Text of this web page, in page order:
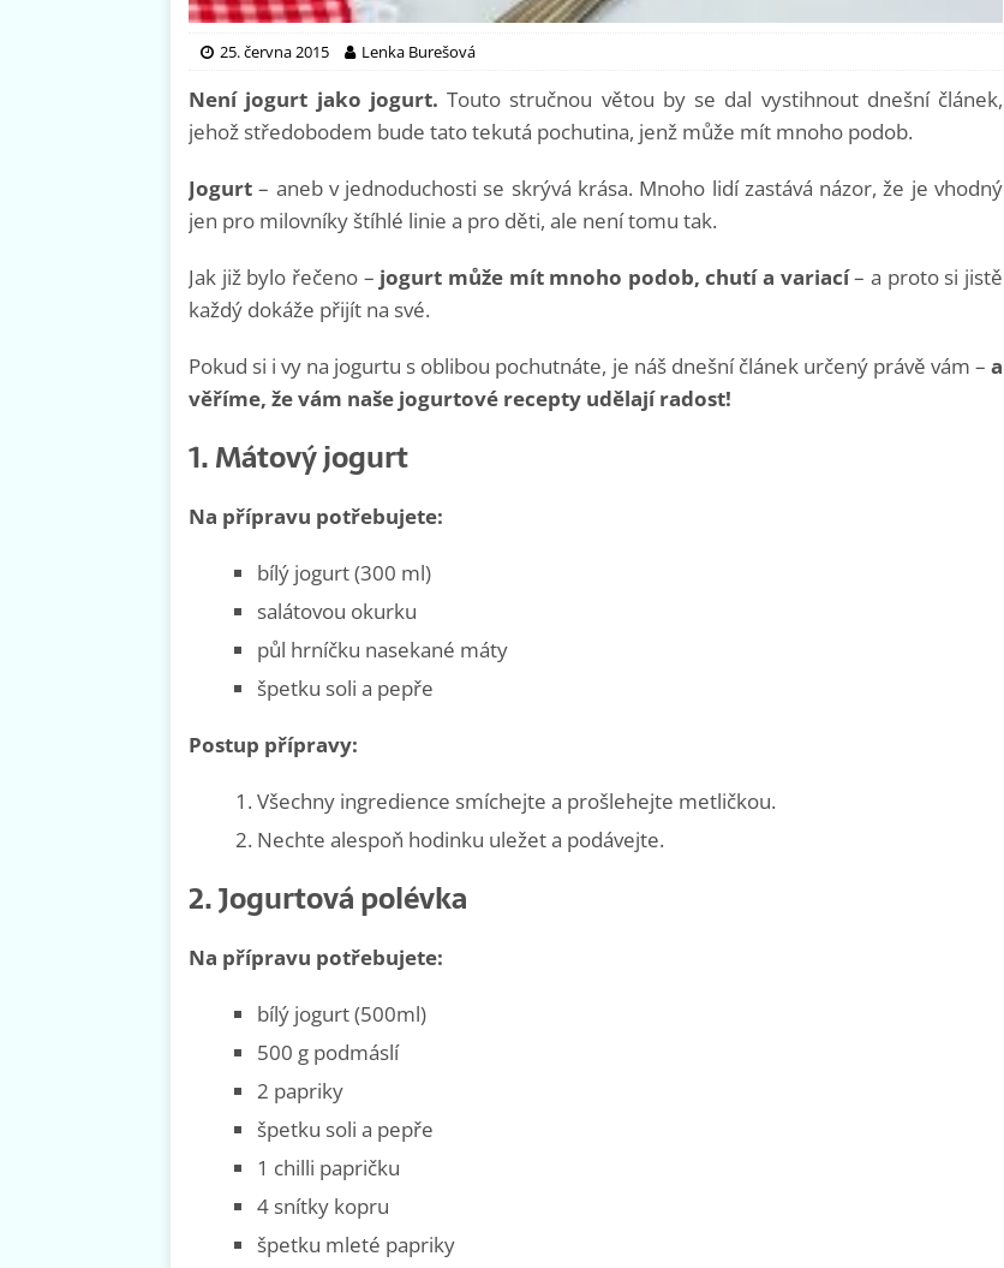
25. června 2015 Lenka Burešová
Není jogurt jako jogurt. Touto stručnou větou by se dal vystihnout dnešní článek,
jehož středobodem bude tato tekutá pochutina, jenž může mít mnoho podob.
Jogurt – aneb v jednoduchosti se skrývá krása. Mnoho lidí zastává názor, že je vhodný
jen pro milovníky štíhlé linie a pro děti, ale není tomu tak.
Jak již bylo řečeno – jogurt může mít mnoho podob, chutí a variací– a proto si jistě
každý dokáže přijít na své.
Pokud si i vy na jogurtu s oblibou pochutnáte, je náš dnešní článek určený právě vám –a
věříme, že vám naše jogurtové recepty udělají radost!
1. Mátový jogurt
Na přípravu potřebujete:
bílý jogurt (300 ml)
salátovou okurku
půl hrníčku nasekané máty
špetku soli a pepře
Postup přípravy:
Všechny ingredience smíchejte a prošlehejte metličkou.
Nechte alespoň hodinku uležet a podávejte.
2. Jogurtová polévka
Na přípravu potřebujete:
bílý jogurt (500ml)
500 g podmáslí
2 papriky
špetku soli a pepře
1 chilli papričku
4 snítky kopru
špetku mleté papriky